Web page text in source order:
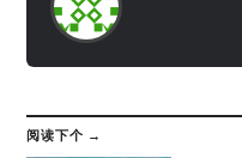
阅读下个 →